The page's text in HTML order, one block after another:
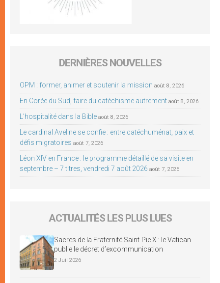
DERNIÈRES NOUVELLES
OPM : former, animer et soutenir la mission août 8, 2026
En Corée du Sud, faire du catéchisme autrement août 8, 2026
L’hospitalité dans la Bible août 8, 2026
Le cardinal Aveline se confie : entre catéchuménat, paix et
défis migratoires août 7, 2026
Léon XIV en France : le programme détaillé de sa visite en
septembre – 7 titres, vendredi 7 août 2026 août 7, 2026
ACTUALITÉS LES PLUS LUES
Sacres de la Fraternité Saint-Pie X : le Vatican
publie le décret d’excommunication
2 Juil 2026